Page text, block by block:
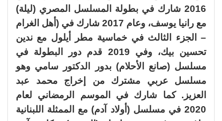
2016 شارك في بطولة المسلسل المصري (ليلة)
مع رانيا يوسف، وعام 2017 شارك في (أهل الغرام
– الجزء الثالث في خماسية مطر أيلول مع ندين
تحسين بيك، وفي 2019 قدم دور البطولة في
مسلسل (صانع الأحلام) بدور الدكتور سامي وهو
مسلسل عربي مشترك من إخراج محمد عبد
العزيز. كما شارك في الموسم الرمضاني لعام
2020 في مسلسل (أولاد آدم) مع الممثلة اللبنانية